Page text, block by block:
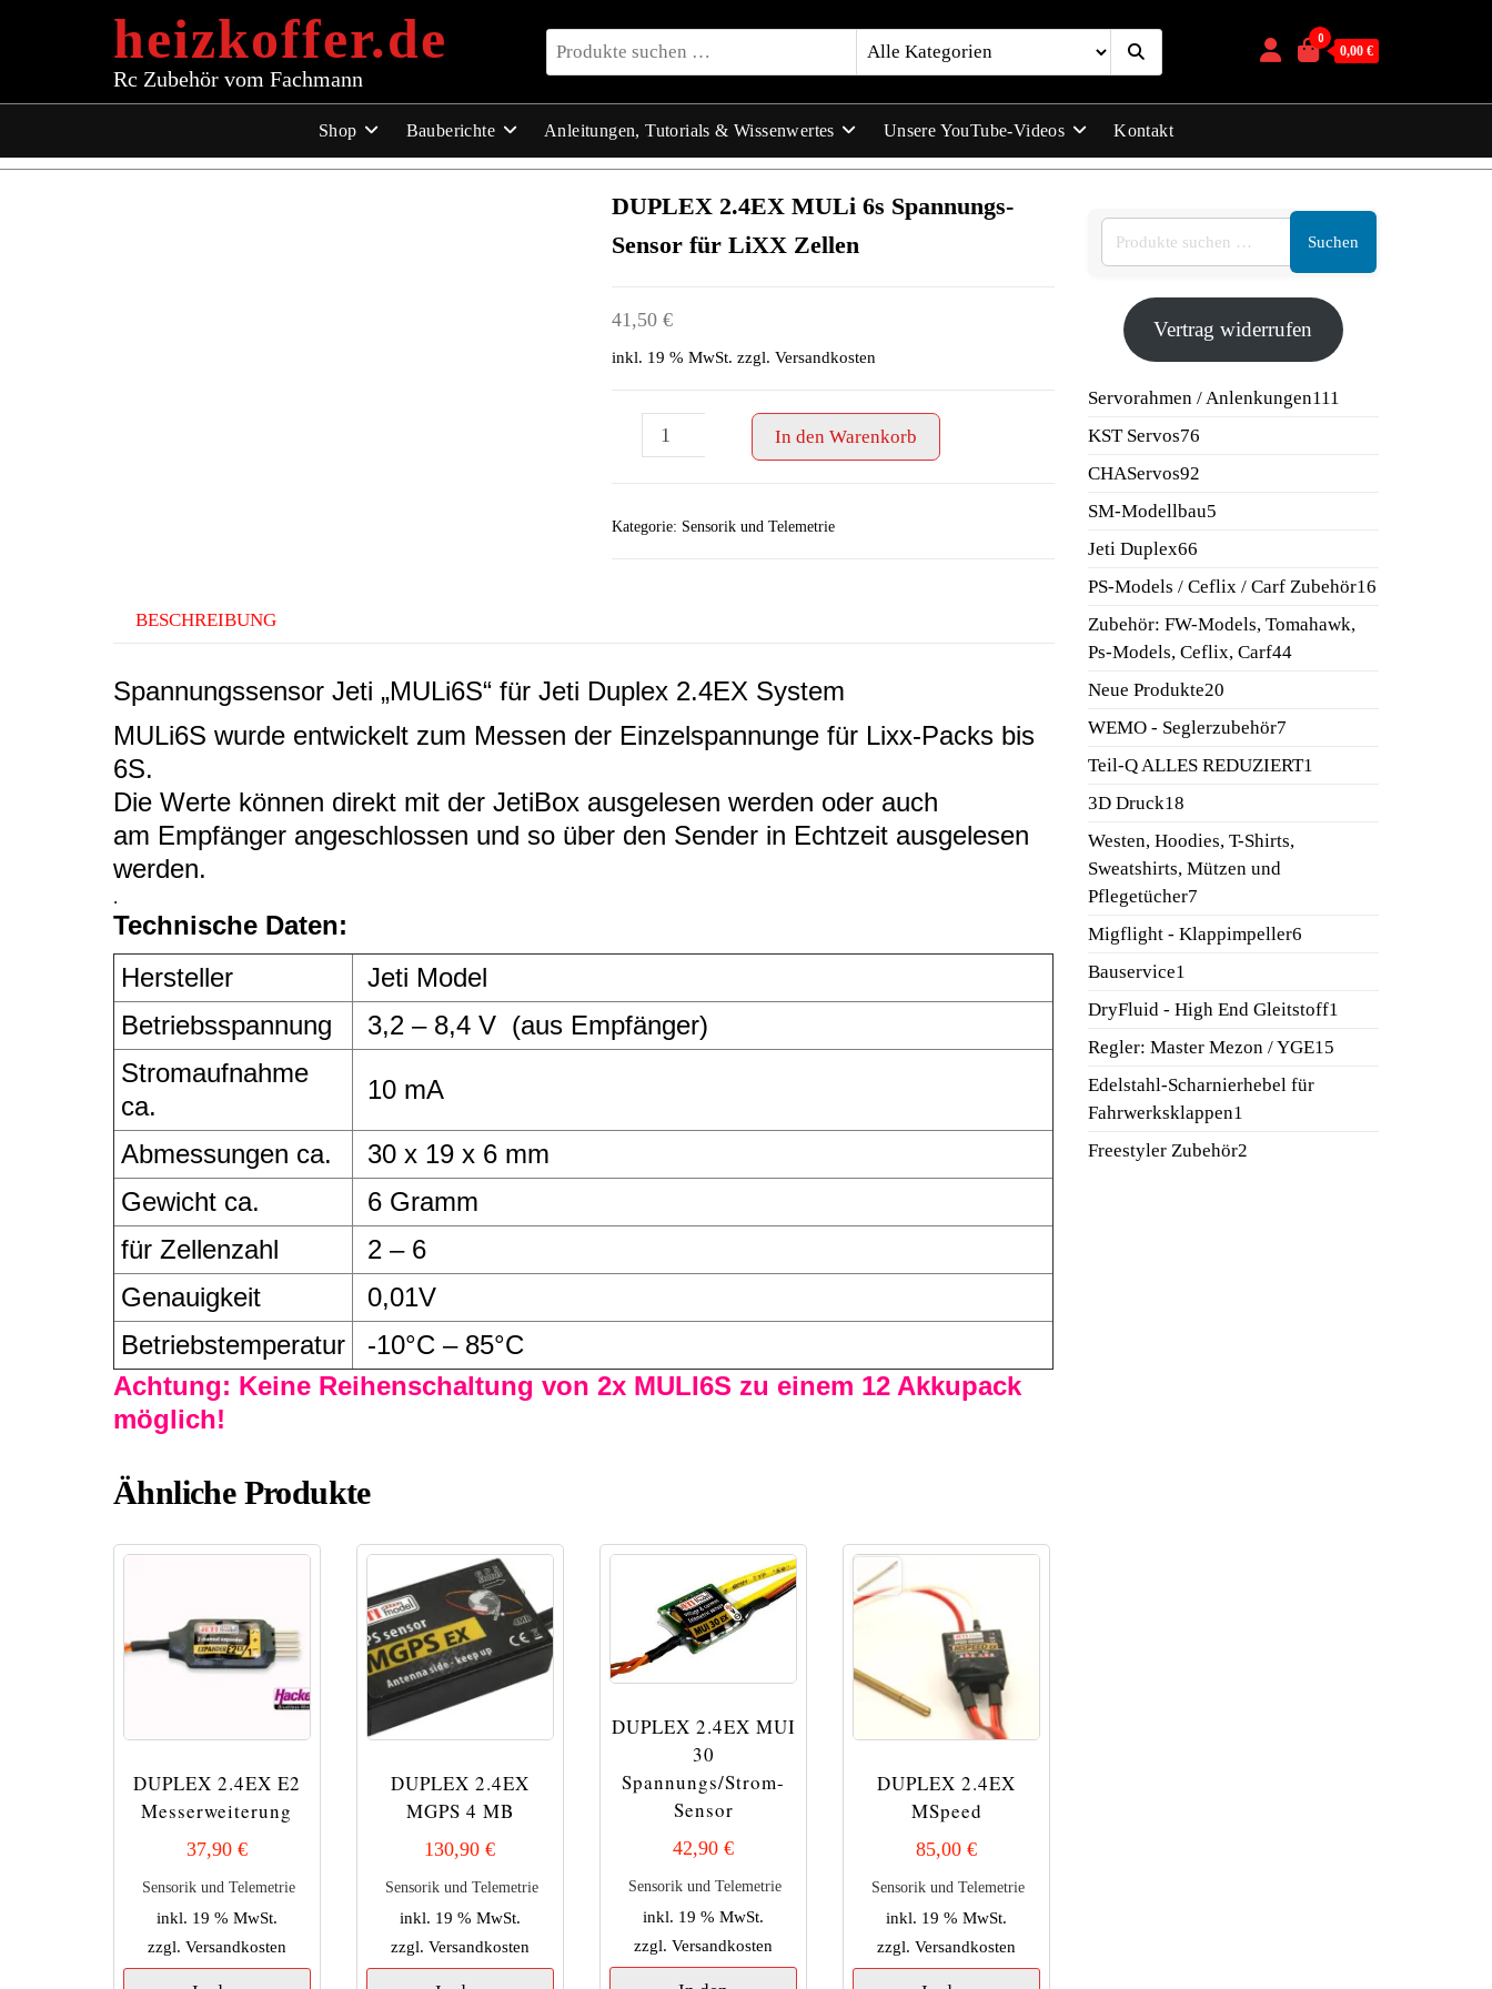
heizkoffer.de
Rc Zubehör vom Fachmann
0
0,00 €
Shop Bauberichte Anleitungen, Tutorials & Wissenwertes Unsere YouTube-Videos Kontakt
DUPLEX 2.4EX MULi 6s Spannungs-
Sensor für LiXX Zellen
41,50€
inkl. 19 % MwSt. zzgl.Versandkosten
DUPLEX
2.4EX
Spannungs-
Sensor
In den Warenkorb
Kategorie: Sensorik und Telemetrie
BESCHREIBUNG
Spannungssensor Jeti „MULi6S“ für Jeti Duplex 2.4EX System
MULi6S wurde entwickelt zum Messen der Einzelspannunge für Lixx-Packs bis
6S.
Die Werte können direkt mit der JetiBox ausgelesen werden oder auch
am Empfänger angeschlossen und so über den Sender in Echtzeit ausgelesen
werden.
.
Technische Daten:
Hersteller
Jeti Model
Betriebsspannung
3,2 – 8,4 V (aus Empfänger)
Stromaufnahme
ca.
10 mA
Abmessungen ca.
30 x 19 x 6 mm
Gewicht ca.
6 Gramm
für Zellenzahl
2 – 6
Genauigkeit
0,01V
Betriebstemperatur
-10°C – 85°C
Achtung: Keine Reihenschaltung von 2x MULI6S zu einem 12 Akkupack
möglich!
Ähnliche Produkte
DUPLEX 2.4EX E2
Messerweiterung
37,90 €
Sensorik und Telemetrie
inkl. 19 % MwSt.
zzgl. Versandkosten
DUPLEX 2.4EX
MGPS 4 MB
130,90€
Sensorik und Telemetrie
inkl. 19 % MwSt.
zzgl. Versandkosten
DUPLEX 2.4EX MUI
30
Spannungs/Strom-
Sensor
42,90€
Sensorik und Telemetrie
inkl. 19 % MwSt.
zzgl.Versandkosten
DUPLEX 2.4EX
MSpeed
85,00€
Sensorik und Telemetrie
inkl. 19 % MwSt.
zzgl.Versandkosten
Suchen
Vertrag widerrufen
Servorahmen / Anlenkungen111
KST Servos7676
CHAServos9292
SM-Modellbau55
Jeti Duplex6666
Produkte
PS-Models / Ceflix / Carf Zubehör1616
Zubehör: FW-Models, Tomahawk,
Ps-Models, Ceflix, Carf4444
Neue Produkte2020
Produkte
WEMO - Seglerzubehör77
Teil-Q ALLES REDUZIERT1
3D Druck1818
Produkte
Westen, Hoodies, T-Shirts,
Sweatshirts, Mützen und
Pflegetücher77
Produkte
Migflight - Klappimpeller66
Bauservice1
Produkt
DryFluid - High End Gleitstoff1
Regler: Master Mezon / YGE1515
Edelstahl-Scharnierhebel für
Fahrwerksklappen1
Freestyler Zubehör22